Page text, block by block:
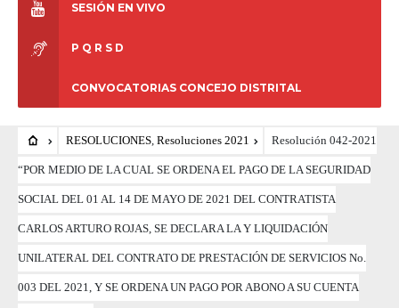
SESIÓN EN VIVO
P Q R S D
CONVOCATORIAS CONCEJO DISTRITAL
RESOLUCIONES, Resoluciones 2021 Resolución 042-2021
“POR MEDIO DE LA CUAL SE ORDENA EL PAGO DE LA SEGURIDAD
SOCIAL DEL 01 AL 14 DE MAYO DE 2021 DEL CONTRATISTA
CARLOS ARTURO ROJAS, SE DECLARA LA Y LIQUIDACIÓN
UNILATERAL DEL CONTRATO DE PRESTACIÓN DE SERVICIOS No.
003 DEL 2021, Y SE ORDENA UN PAGO POR ABONO A SU CUENTA